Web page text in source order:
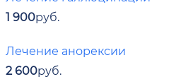
1 900руб.
Лечение анорексии
2 600руб.